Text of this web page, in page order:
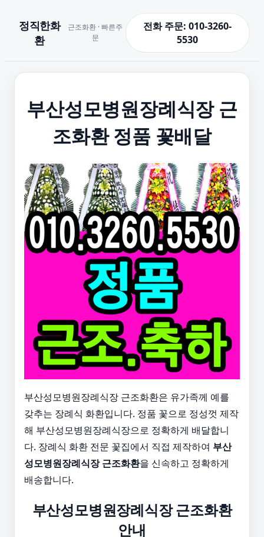
정직한화
환
근조화환 · 빠른주
문
전화 주문: 010-3260-
5530
부산성모병원장례식장 근
조화환 정품 꽃배달
부산성모병원장례식장 근조화환은 유가족께 예를
갖추는 장례식 화환입니다. 정품 꽃으로 정성껏 제작
해 부산성모병원장례식장으로 정확하게 배달합니
다. 장례식 화환 전문 꽃집에서 직접 제작하여 부산
성모병원장례식장 근조화환을 신속하고 정확하게
배송합니다.
부산성모병원장례식장 근조화환
안내